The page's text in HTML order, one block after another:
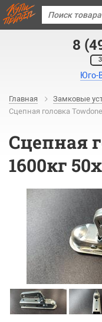
8
Юго-
Главная
Замковые
Сцепная головка
Сцепная
1600кг